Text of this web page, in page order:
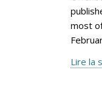
most
Lire la